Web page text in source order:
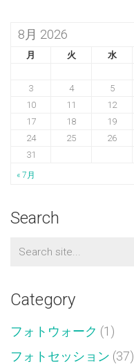
8月 2026
月 火 水
3
4 5
10
11 12
17
18 19
24
25 26
31
« 7月
Search
Search
Category
フォトウォーク (1)
フォトセッション (37)